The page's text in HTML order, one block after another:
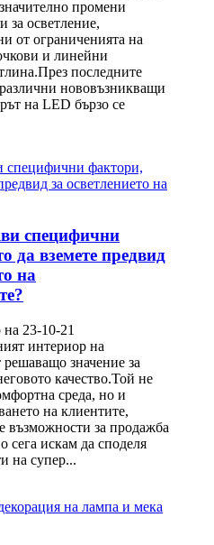
промени
за осветление,
от ограниченията на
и линейни
последните
нововъзникващи
на LED бързо се
специфични
да вземете предвид
на
23-10-21
интериор на
решаващо значение за
качество.Той не
среда, но и
на клиентите,
възможности за продажба
сега искам да споделя
на супер...